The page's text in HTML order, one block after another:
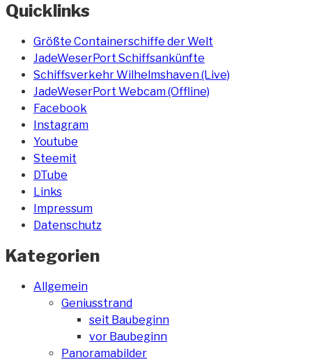
Quicklinks
Größte Containerschiffe der Welt
JadeWeserPort Schiffsankünfte
Schiffsverkehr Wilhelmshaven (Live)
JadeWeserPort Webcam (Offline)
Facebook
Instagram
Youtube
Steemit
DTube
Links
Impressum
Datenschutz
Kategorien
Allgemein
Geniusstrand
seit Baubeginn
vor Baubeginn
Panoramabilder